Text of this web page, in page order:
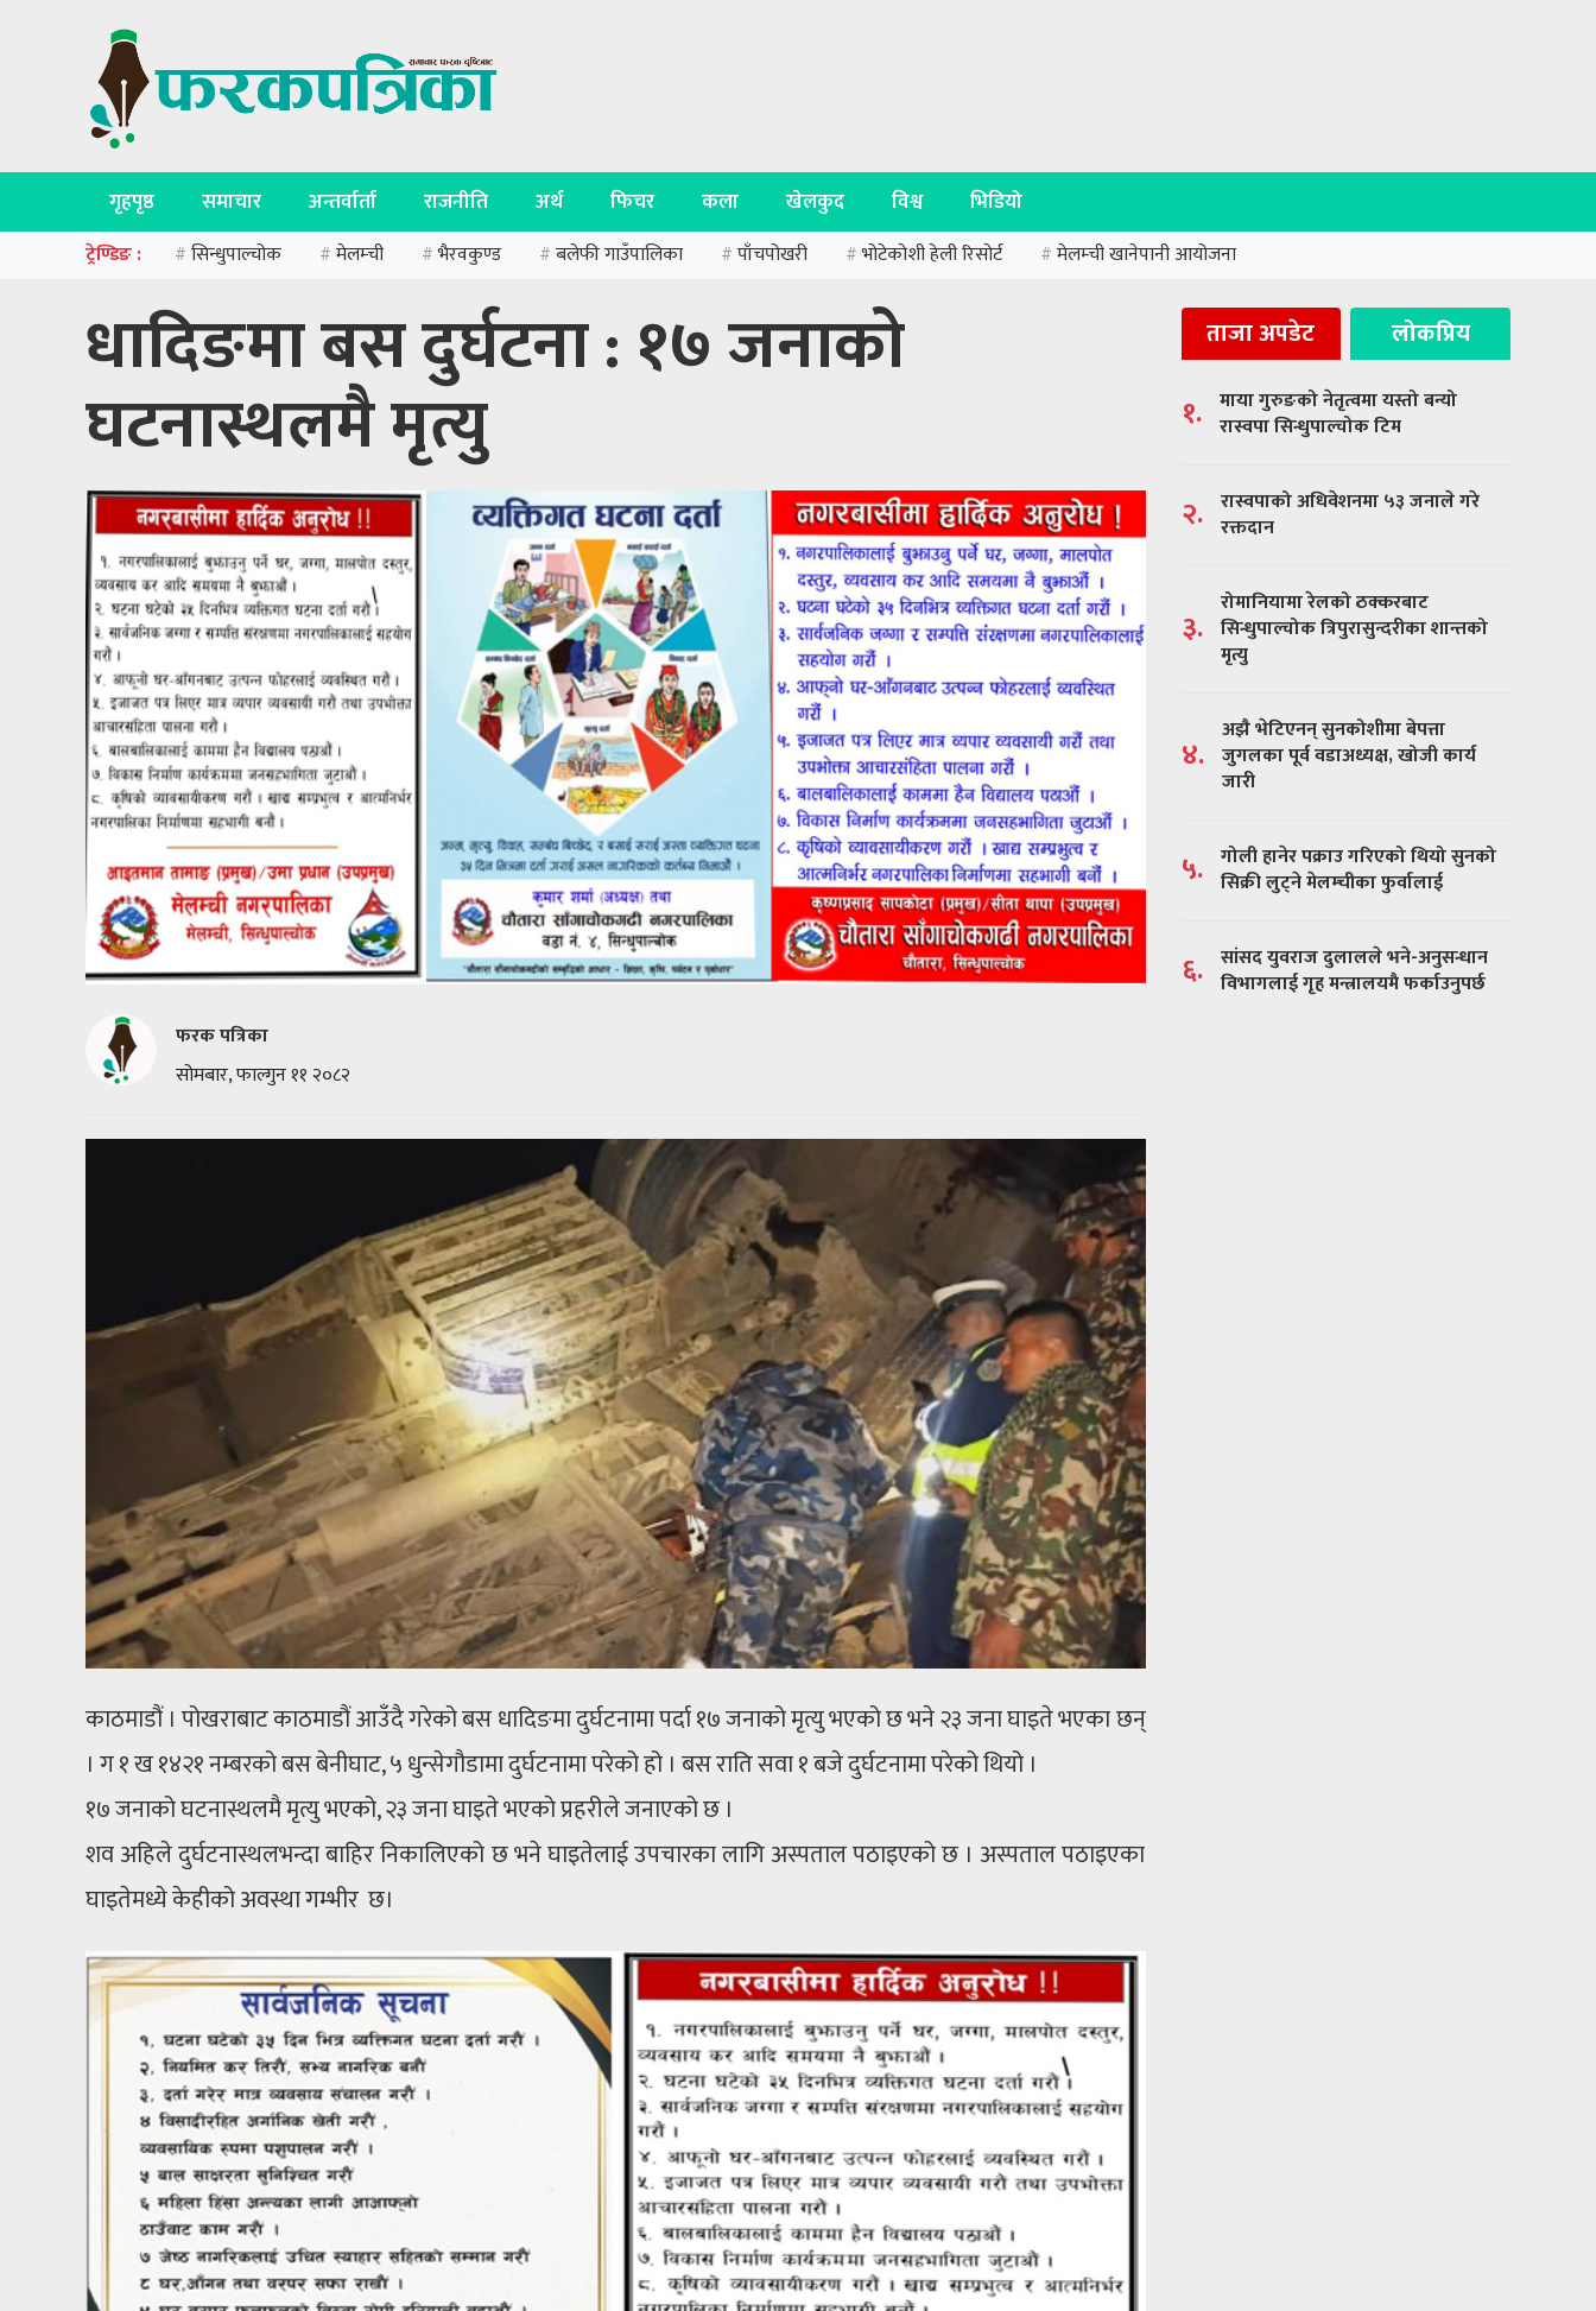
गृहपृष्ठ समाचार अन्तर्वार्ता राजनीति अर्थ फिचर कला खेलकुद विश्व भिडियो
ट्रेण्डिङ : # सिन्धुपाल्चोक # मेलम्ची # भैरवकुण्ड # बलेफी गाउँपालिका # पाँचपोखरी # भोटेकोशी हेली रिसोर्ट # मेलम्ची खानेपानी आयोजना
धादिङमा बस दुर्घटना : १७ जनाको
घटनास्थलमै मृत्यु
फरक पत्रिका
सोमबार, फाल्गुन ११ २०८२
काठमाडौं । पोखराबाट काठमाडौं आउँदै गरेको बस धादिङमा दुर्घटनामा पर्दा १७ जनाको मृत्यु भएको छ भने २३ जना घाइते भएका छन्
। ग १ ख १४२१ नम्बरको बस बेनीघाट, ५ धुन्सेगौडामा दुर्घटनामा परेको हो । बस राति सवा १ बजे दुर्घटनामा परेको थियो ।
१७ जनाको घटनास्थलमै मृत्यु भएको, २३ जना घाइते भएकाे प्रहरीले जनाएको छ ।
शव अहिले दुर्घटनास्थलभन्दा बाहिर निकालिएको छ भने घाइतेलाई उपचारका लागि अस्पताल पठाइएको छ । अस्पताल पठाइएका
घाइतेमध्ये केहीको अवस्था गम्भीर छ।
ताजा अपडेट लोकप्रिय
१. माया गुरुङको नेतृत्वमा यस्तो बन्यो
रास्वपा सिन्धुपाल्चोक टिम
२. रास्वपाको अधिवेशनमा ५३ जनाले गरे
रक्तदान
३.
रोमानियामा रेलको ठक्करबाट
सिन्धुपाल्चोक त्रिपुरासुन्दरीका शान्तको
मृत्यु
४.
अझै भेटिएनन् सुनकोशीमा बेपत्ता
जुगलका पूर्व वडाअध्यक्ष, खोजी कार्य
जारी
५. गोली हानेर पक्राउ गरिएको थियो सुनको
सिक्री लुट्ने मेलम्चीका फुर्वालाई
६. सांसद युवराज दुलालले भने-अनुसन्धान
विभागलाई गृह मन्त्रालयमै फर्काउनुपर्छ